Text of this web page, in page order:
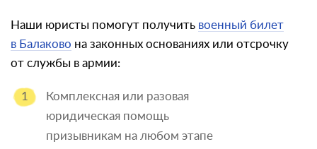
Наши юристы помогут получить военный билет
в Балаково на законных основаниях или отсрочку
от службы в армии:
Комплексная или разовая
юридическая помощь
призывникам на любом этапе